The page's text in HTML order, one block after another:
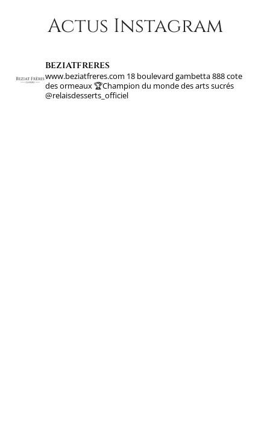
Actus Instagram
beziatfreres
www.beziatfreres.com 18 boulevard gambetta888 cote
des ormeaux🏆Champion du monde des arts sucrés
@relaisdesserts_officiel